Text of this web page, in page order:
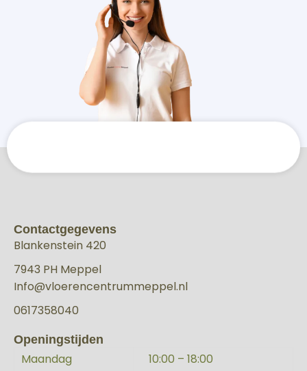
Contactgegevens
Blankenstein 420
7943 PH Meppel
Info@vloerencentrummeppel.nl
0617358040
Openingstijden
Maandag
10:00 – 18:00